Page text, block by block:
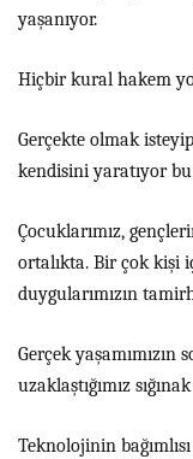
yaşanıyor.
Hiçbir kural hakem
Gerçekte olmak
kendisini yaratıyor
Çocuklarımız,
ortalıkta. Bir çok kişi
duygularımızın
Gerçek yaşamımızın
uzaklaştığımız
Teknolojinin